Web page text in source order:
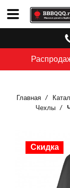
Главная
Чехлы
Скидка
Скидка